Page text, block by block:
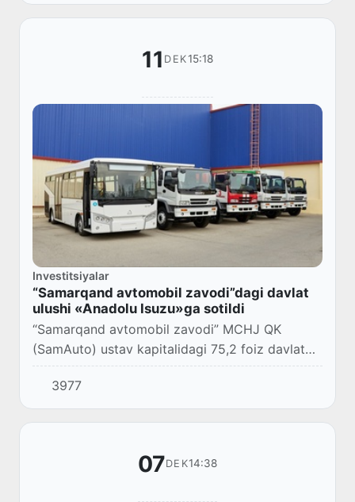
11 DEK15:18
Investitsiyalar
“Samarqand avtomobil zavodi”dagi davlat
ulushi «Anadolu Isuzu»ga sotildi
“Samarqand avtomobil zavodi” MCHJ QK
(SamAuto) ustav kapitalidagi 75,2 foiz davlat
ulushini xususiylashtirish jarayonlari yakunlandi.
3977
07DEK14:38